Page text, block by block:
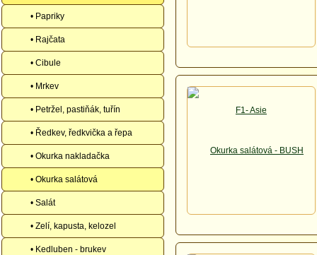
• Papriky
• Rajčata
• Cibule
• Mrkev
• Petržel, pastiňák, tuřín
• Ředkev, ředkvička a řepa
• Okurka nakladačka
• Okurka salátová
• Salát
• Zelí, kapusta, kelozel
• Kedluben - brukev